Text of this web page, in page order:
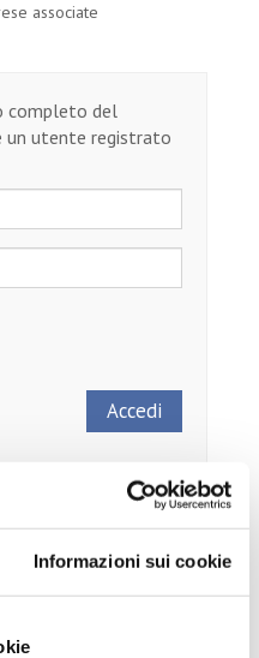
Informazioni sui cookie
associate
completo del
un utente registrato